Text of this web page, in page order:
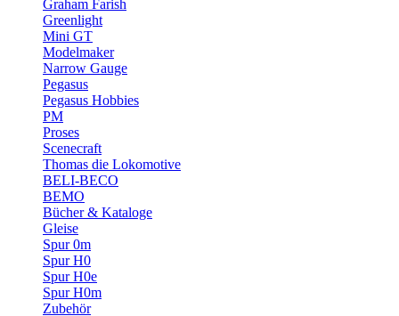
Graham Farish
Greenlight
Mini GT
Modelmaker
Narrow Gauge
Pegasus
Pegasus Hobbies
PM
Proses
Scenecraft
Thomas die Lokomotive
BELI-BECO
BEMO
Bücher & Kataloge
Gleise
Spur 0m
Spur H0
Spur H0e
Spur H0m
Zubehör